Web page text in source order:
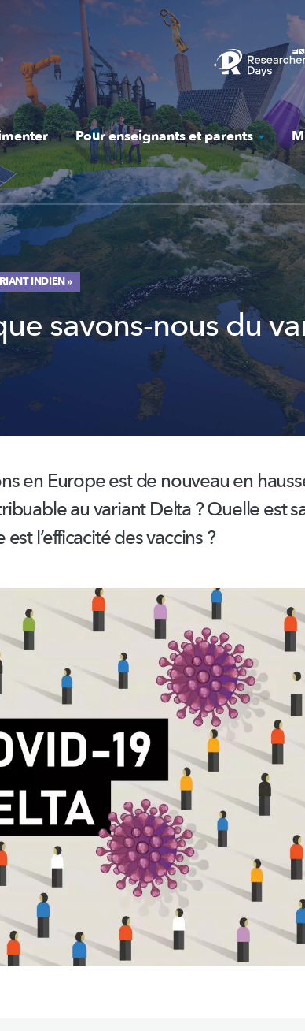
Pour enseignants et parents
INDIEN »
savons-nous du
en Europe est de nouveau en
au variant Delta ? Quelle est
estl’efficacitédes vaccins ?